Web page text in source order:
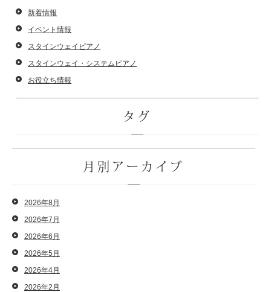
新着情報
イベント情報
スタインウェイピアノ
スタインウェイ・システムピアノ
お役立ち情報
タグ
月別アーカイブ
2026年8月
2026年7月
2026年6月
2026年5月
2026年4月
2026年2月